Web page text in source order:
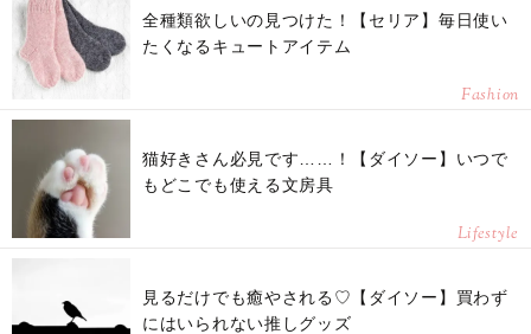
全種類欲しいの見つけた！【セリア】毎日使い
たくなるキュートアイテム
Fashion
猫好きさん必見です……！【ダイソー】いつで
もどこでも使える文房具
Lifestyle
見るだけでも癒やされる♡【ダイソー】買わず
にはいられない推しグッズ